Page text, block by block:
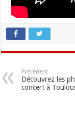
Précédent
Découvrez les
concert à